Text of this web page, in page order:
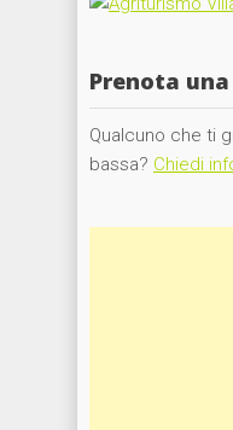
Prenota
Qualcuno che ti
bassa? Chiedi